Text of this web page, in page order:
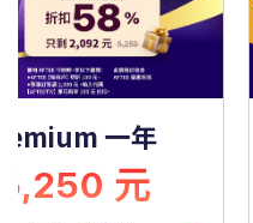
一年
元